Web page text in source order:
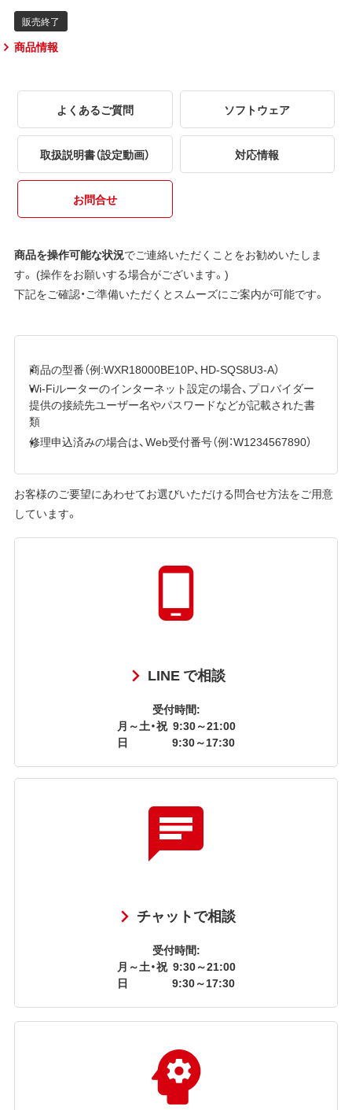
商品情報
よくあるご質問 ソフトウェア
取扱説明書（設定動画） 対応情報
お問合せ
商品を操作可能な状況でご連絡いただくことをお勧めいたしま
す。 (操作をお願いする場合がございます。)
下記をご確認・ご準備いただくとスムーズにご案内が可能です。
商品の型番（例:WXR18000BE10P、HD-SQS8U3-A）
Wi-Fiルーターのインターネット設定の場合、プロバイダー
提供の接続先ユーザー名やパスワードなどが記載された書
類
修理申込済みの場合は、Web受付番号（例：W1234567890）
お客様のご要望にあわせてお選びいただける問合せ方法をご用意
しています。
LINE で相談
受付時間:
月～土・祝 9:30～21:00
日
9:30～17:30
チャットで相談
受付時間:
月～土・祝 9:30～21:00
日
9:30～17:30